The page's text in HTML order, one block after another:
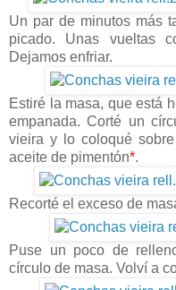
Un par de minutos más
picado. Unas vueltas
Dejamos enfriar.
Estiré la masa, que está
empanada. Corté un
vieira y lo coloqué
aceite de pimentón*.
Recorté el exceso de
Puse un poco de
círculo de masa. Volví a